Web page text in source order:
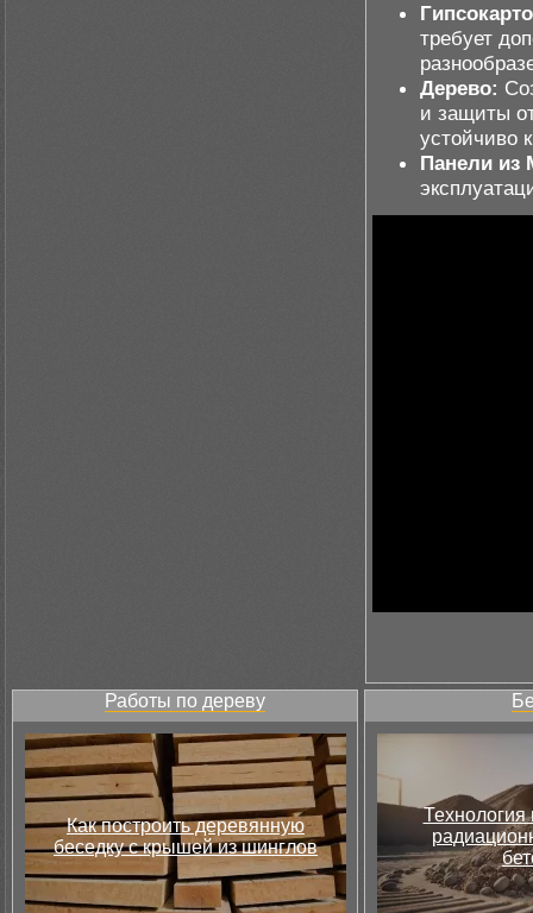
требует
Дерево:
и защиты
устойчиво
Панели
Работы по дереву
Как построить деревянную
беседку с крышей из шинглов
Технология